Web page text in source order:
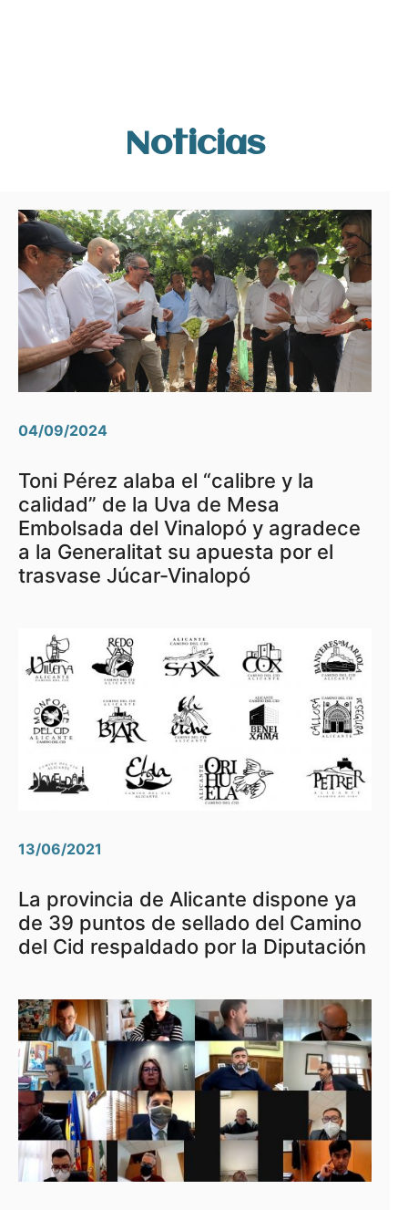
Noticias
04/09/2024
Toni Pérez alaba el “calibre y la
calidad” de la Uva de Mesa
Embolsada del Vinalopó y agradece
a la Generalitat su apuesta por el
trasvase Júcar-Vinalopó
13/06/2021
La provincia de Alicante dispone ya
de 39 puntos de sellado del Camino
del Cid respaldado por la Diputación